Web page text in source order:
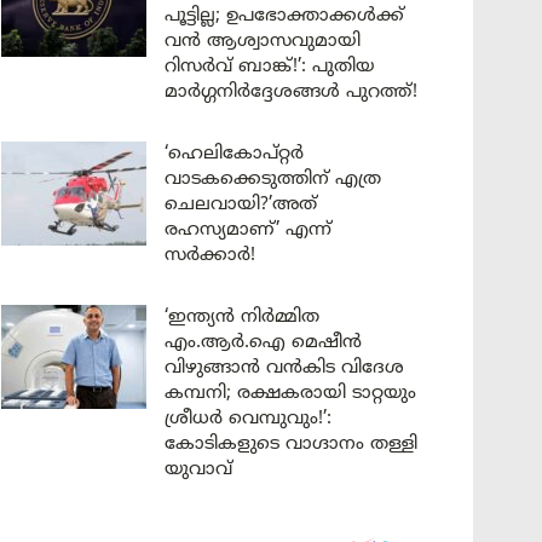
പൂട്ടില്ല; ഉപഭോക്താക്കൾക്ക്
വൻ ആശ്വാസവുമായി
റിസർവ് ബാങ്ക്!’: പുതിയ
മാർഗ്ഗനിർദ്ദേശങ്ങൾ പുറത്ത്!
‘ഹെലികോപ്റ്റർ
വാടകക്കെടുത്തിന് എത്ര
ചെലവായി?’അത്
രഹസ്യമാണ്’ എന്ന്
സർക്കാർ!
‘ഇന്ത്യൻ നിർമ്മിത
എം.ആർ.ഐ മെഷീൻ
വിഴുങ്ങാൻ വൻകിട വിദേശ
കമ്പനി; രക്ഷകരായി ടാറ്റയും
ശ്രീധർ വെമ്പുവും!’:
കോടികളുടെ വാഗ്ദാനം തള്ളി
യുവാവ്